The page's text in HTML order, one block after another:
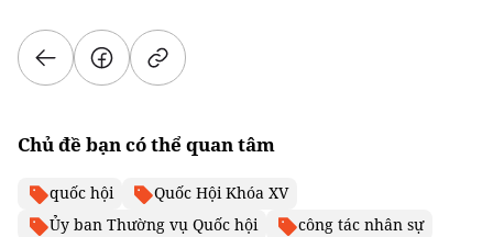
Chủ đề bạn có thể quan tâm
quốc hội
Quốc Hội Khóa XV
Ủy ban Thường vụ Quốc hội
công tác nhân sự